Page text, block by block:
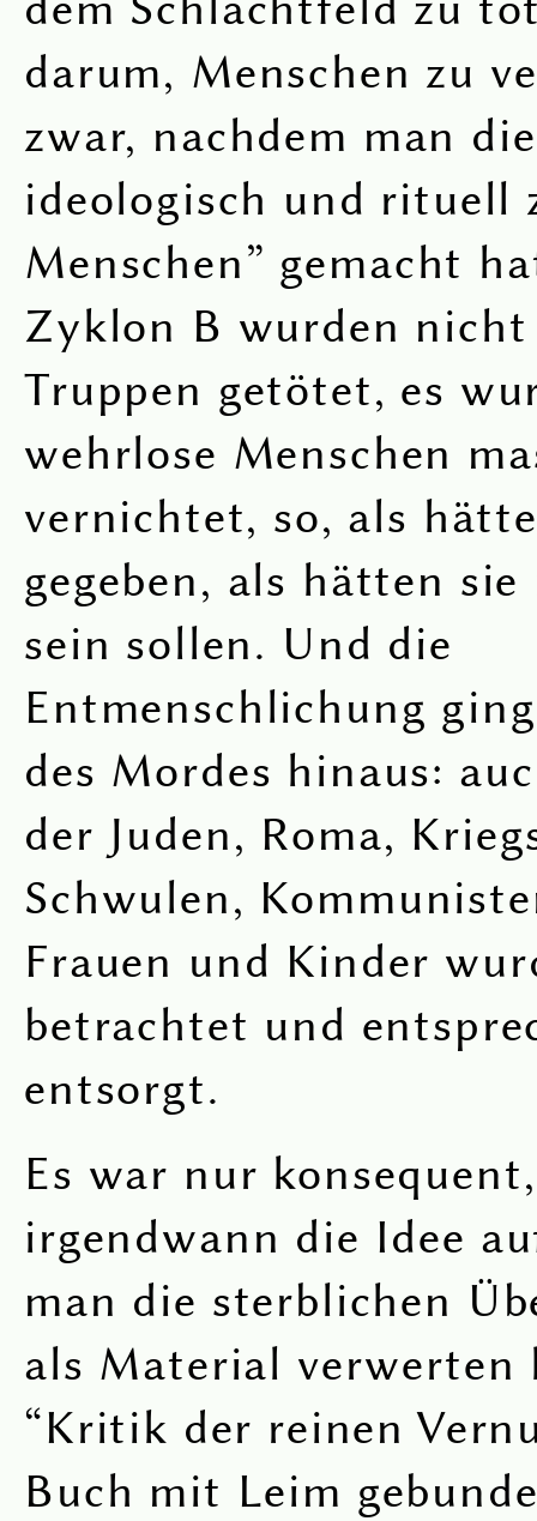
darum, Menschen zu
zwar, nachdem man
ideologisch und rituell
Menschen” gemacht
Zyklon B wurden
Truppen getötet, es
wehrlose Menschen
vernichtet, so, als
gegeben, als hätten
sein sollen. Und die
Entmenschlichung
des Mordes hinaus:
der Juden, Roma,
Schwulen,
Frauen und Kinder
betrachtet und
entsorgt.
Es war nur
irgendwann die Idee
man die sterblichen
als Material verwerten
“Kritik der reinen
Buch mit Leim